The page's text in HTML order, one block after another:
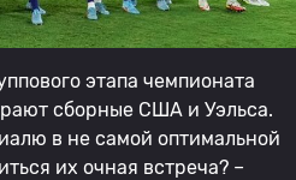
этапа чемпионата
сборные США и Уэльса.
в не самой оптимальной
их очная встреча? –